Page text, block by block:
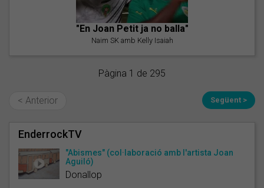
"En Joan Petit ja no balla"
Naim SK amb Kelly Isaiah
Pàgina 1 de 295
< Anterior Següent >
EnderrockTV
"Abismes" (col·laboració amb l'artista Joan
Aguiló)
Donallop